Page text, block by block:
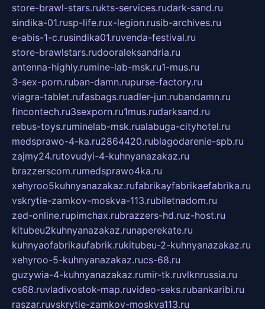
store-brawl-stars.rukts-services.rudark-sand.ru
sindika-01.rusp-life.rux-legion.rusib-archives.ru
e-abis-1-c.rusindika01.ruvenda-festival.ru
store-brawlstars.rudooraleksandria.ru
antenna-highly.rumine-lab-msk.ru1-mus.ru
3-sex-porn.ruban-damn.rupurse-factory.ru
viagra-tablet.rufasbags.ruadler-jun.rubandamn.ru
fincontech.ru3sexporn.ru1mus.rudarksand.ru
rebus-toys.ruminelab-msk.rualabuga-cityhotel.ru
medsprawo-4-ka.ru2864420.rublagodarenie-spb.ru
zajmy24.rutovudyi-4-kuhnyanazakaz.ru
brazzerscom.rumedsprawo4ka.ru
xehyroo5kuhnyanazakaz.rufabrikayfabrikaefabrika.ru
vskrytie-zamkov-moskva-113.rubiletnadom.ru
zed-online.rupimchax.rubrazzers-hd.ruz-host.ru
kitubeu2kuhnyanazakaz.runaperekate.ru
kuhnyaofabrikaufabrik.rukitubeu-2-kuhnyanazakaz.ru
xehyroo-5-kuhnyanazakaz.rucs-68.ru
guzywia-4-kuhnyanazakaz.rumir-tk.ruvlknrussia.ru
cs68.ruvladivostok-map.ruvideo-seks.rubankaribi.ru
raszar.ruvskrytie-zamkov-moskva113.ru